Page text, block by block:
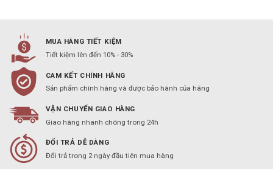
MUA HÀNG TIẾT KIỆM
Tiết kiệm lên đến 10% - 30%
CAM KẾT CHÍNH HÃNG
Sản phẩm chính hàng và được bảo hành của hãng
VẬN CHUYỂN GIAO HÀNG
Giao hàng nhanh chóng trong 24h
ĐỔI TRẢ DỄ DÀNG
Đổi trả trong 2 ngày đầu tiên mua hàng